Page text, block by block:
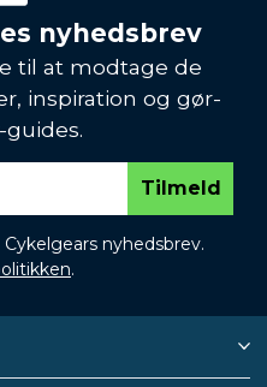
nyhedsbrev
til at modtage de
inspiration og gør-
Tilmeld
nyhedsbrev.
.